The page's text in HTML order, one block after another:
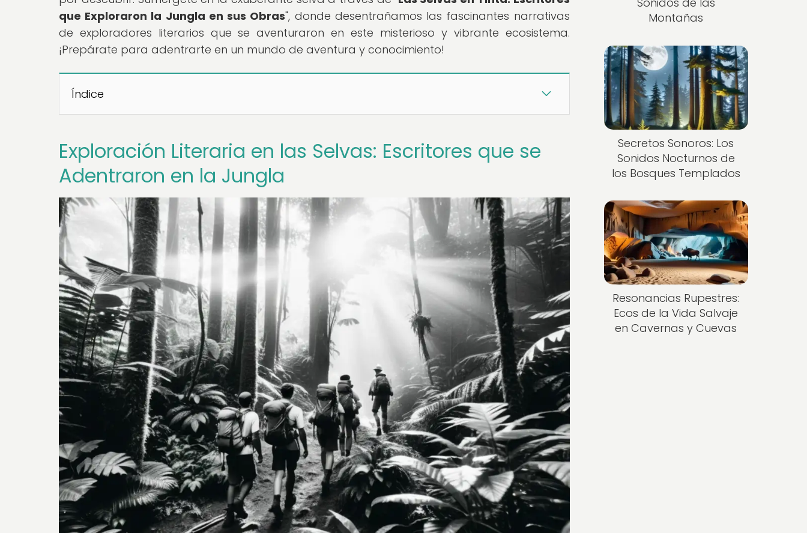
que Exploraron la Jungla en sus Obras", donde desentrañamos las fascinantes narrativas
de exploradores literarios que se aventuraron en este misterioso y vibrante ecosistema.
¡Prepárate para adentrarte en un mundo de aventura y conocimiento!
Índice
Exploración Literaria en las Selvas: Escritores que se
Adentraron en la Jungla
Montañas
Secretos Sonoros: Los
Sonidos Nocturnos de
los Bosques Templados
Resonancias Rupestres:
Ecos de la Vida Salvaje
en Cavernas y Cuevas